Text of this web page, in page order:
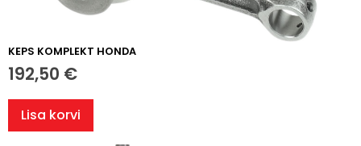
KEPS KOMPLEKT HONDA
192,50 €
Lisa korvi